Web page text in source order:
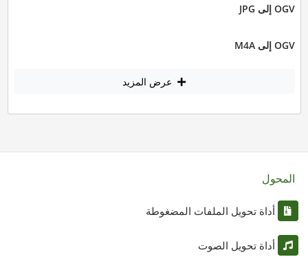
OGV إلى JPG
OGV إلى M4A
عرض المزيد
المحول
أداة تحويل الملفات المضغوطة
أداة تحويل الصوت